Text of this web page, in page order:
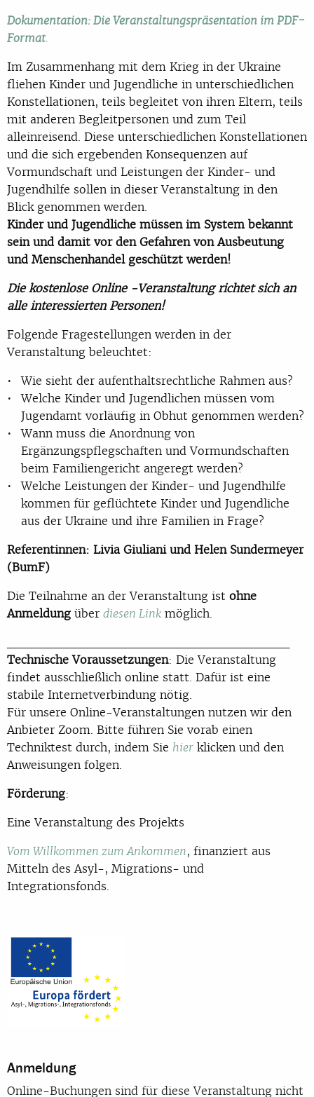
Dokumentation: Die Veranstaltungspräsentation im PDF-
Format.
Im Zusammenhang mit dem Krieg in der Ukraine
fliehen Kinder und Jugendliche in unterschiedlichen
Konstellationen, teils begleitet von ihren Eltern, teils
mit anderen Begleitpersonen und zum Teil
alleinreisend. Diese unterschiedlichen Konstellationen
und die sich ergebenden Konsequenzen auf
Vormundschaft und Leistungen der Kinder- und
Jugendhilfe sollen in dieser Veranstaltung in den
Blick genommen werden.
Kinder und Jugendliche müssen im System bekannt
sein und damit vor den Gefahren von Ausbeutung
und Menschenhandel geschützt werden!
Die kostenlose Online -Veranstaltung richtet sich an
alle interessierten Personen!
Folgende Fragestellungen werden in der
Veranstaltung beleuchtet:
Wie sieht der aufenthaltsrechtliche Rahmen aus?
Welche Kinder und Jugendlichen müssen vom
Jugendamt vorläufig in Obhut genommen werden?
Wann muss die Anordnung von
Ergänzungspflegschaften und Vormundschaften
beim Familiengericht angeregt werden?
Welche Leistungen der Kinder- und Jugendhilfe
kommen für geflüchtete Kinder und Jugendliche
aus der Ukraine und ihre Familien in Frage?
Referentinnen: Livia Giuliani und Helen Sundermeyer
(BumF)
Die Teilnahme an der Veranstaltung ist ohne
Anmeldung über diesen Link möglich.
Technische Voraussetzungen: Die Veranstaltung
findet ausschließlich online statt. Dafür ist eine
stabile Internetverbindung nötig.
Für unsere Online-Veranstaltungen nutzen wir den
Anbieter Zoom. Bitte führen Sie vorab einen
Techniktest durch, indem Sie hier klicken und den
Anweisungen folgen.
Förderung:
Eine Veranstaltung des Projekts
Vom Willkommen zum Ankommen, finanziert aus
Mitteln des Asyl-, Migrations- und
Integrationsfonds.
Anmeldung
Online-Buchungen sind für diese Veranstaltung nicht